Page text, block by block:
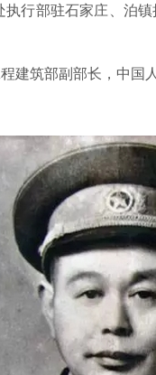
行部驻石家庄、泊
建筑部副部长，中